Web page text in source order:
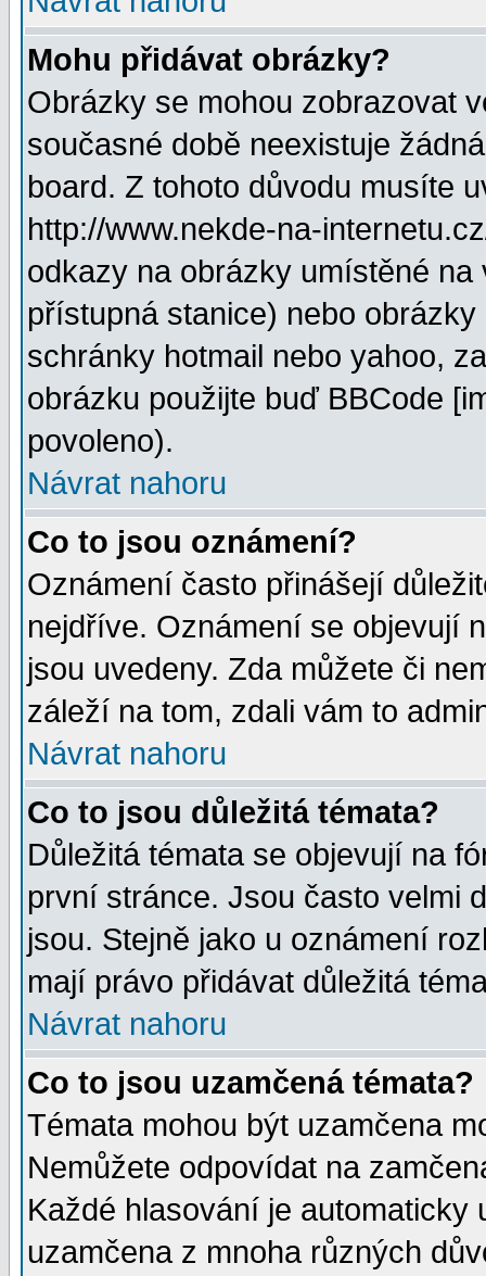
Mohu přidávat obrázky?
Obrázky se mohou zobrazovat
současné době neexistuje
board. Z tohoto důvodu musíte
http://www.nekde-na-
odkazy na obrázky umístěné
přístupná stanice) nebo
schránky hotmail nebo yahoo,
obrázku použijte buď BBCode
povoleno).
Návrat nahoru
Co to jsou oznámení?
Oznámení často přinášejí
nejdříve. Oznámení se objevují
jsou uvedeny. Zda můžete či
záleží na tom, zdali vám to
Návrat nahoru
Co to jsou důležitá témata?
Důležitá témata se objevují na
první stránce. Jsou často velmi
jsou. Stejně jako u oznámení
mají právo přidávat důležitá
Návrat nahoru
Co to jsou uzamčená témata?
Témata mohou být uzamčena
Nemůžete odpovídat na
Každé hlasování je automaticky
uzamčena z mnoha různých